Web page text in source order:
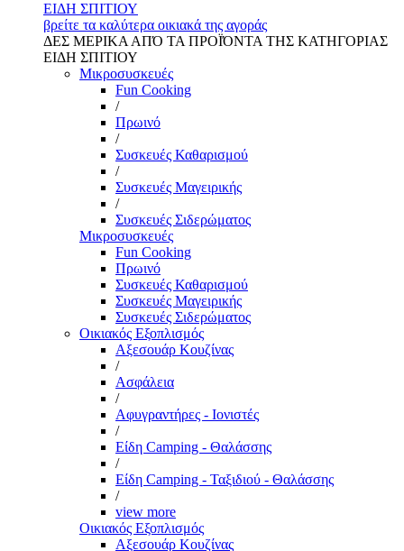
ΕΙΔΗ ΣΠΙΤΙΟΥ
βρείτε τα καλύτερα οικιακά της αγοράς
ΔΕΣ ΜΕΡΙΚΑ ΑΠΌ ΤΑ ΠΡΟΪΌΝΤΑ ΤΗΣ ΚΑΤΗΓΟΡΙΑΣ
ΕΙΔΗ ΣΠΙΤΙΟΥ
Μικροσυσκευές
Fun Cooking
/
Πρωινό
/
Συσκευές Καθαρισμού
/
Συσκευές Μαγειρικής
/
Συσκευές Σιδερώματος
Μικροσυσκευές
Fun Cooking
Πρωινό
Συσκευές Καθαρισμού
Συσκευές Μαγειρικής
Συσκευές Σιδερώματος
Οικιακός Εξοπλισμός
Αξεσουάρ Κουζίνας
/
Ασφάλεια
/
Αφυγραντήρες - Ιονιστές
/
Είδη Camping - Θαλάσσης
/
Είδη Camping - Ταξιδιού - Θαλάσσης
/
view more
Οικιακός Εξοπλισμός
Αξεσουάρ Κουζίνας